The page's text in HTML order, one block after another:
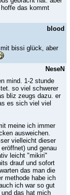
das kommt
blood
bissi glück, aber
NeseN
mind. 1-2 stunde
so viel schwerer
bliz zeugs dazu. er
es sich viel viel
meine ich immer
ausweichen.
vielleicht dieser
und genau
leicht "mikiri"
drauf und sofort
das man die
methode habe ich
ich war so gut
das hat mich